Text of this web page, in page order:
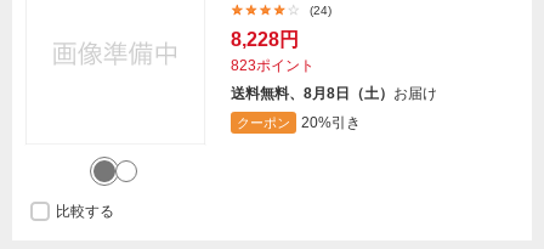
(24)
8,228円
823ポイント
送料無料、8月8日（土） お届け
クーポン 20%引き
比較する